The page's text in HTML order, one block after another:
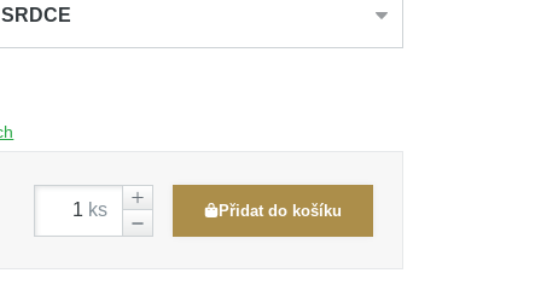
ks Přidat do košíku